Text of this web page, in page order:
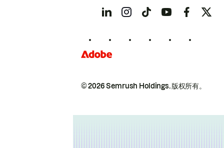
© 2026 Semrush Holdings.版权所有。